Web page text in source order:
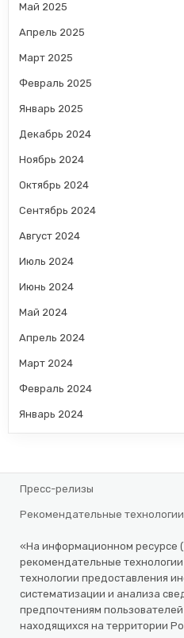
Май 2025
Апрель 2025
Март 2025
Февраль 2025
Январь 2025
Декабрь 2024
Ноябрь 2024
Октябрь 2024
Сентябрь 2024
Август 2024
Июль 2024
Июнь 2024
Май 2024
Апрель 2024
Март 2024
Февраль 2024
Январь 2024
Пресс-релизы
Рекомендательные технологии
«На информационном ресурсе
рекомендательные
технологии предоставления
систематизации и анализа
предпочтениям
находящихся на территории